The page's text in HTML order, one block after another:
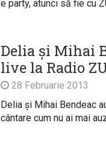
e party, atunci să fie cu
Delia și Mihai
live la Radio
28 Februarie 2013
Delia și Mihai Bendeac
cântare cum nu ai mai